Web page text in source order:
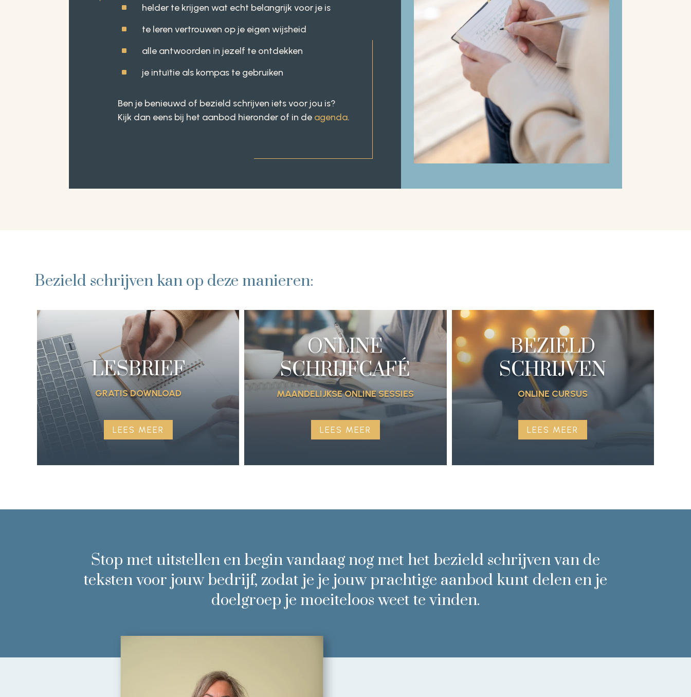
^ helder te krijgen wat echt belangrijk voor je is
^ te leren vertrouwen op je eigen wijsheid
^ alle antwoorden in jezelf te ontdekken
^ je intuïtie als kompas te gebruiken
Ben je benieuwd of bezield schrijven iets voor jou is?
Kijk dan eens bij het aanbod hieronder of in de agenda.
Bezield schrijven kan op deze manieren:
LESBRIEF
GRATIS DOWNLOAD
LEES MEER
ONLINE
SCHRIJFCAFÉ
MAANDELIJKSE ONLINE SESSIES
LEES MEER
BEZIELD
SCHRIJVEN
ONLINE CURSUS
LEES MEER
Stop met uitstellen en begin vandaag nog met het bezield schrijven van de
teksten voor jouw bedrijf, zodat je je jouw prachtige aanbod kunt delen en je
doelgroep je moeiteloos weet te vinden.